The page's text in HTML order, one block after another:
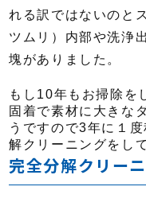
れる訳ではないのと
ツムリ）内部や洗浄
塊がありました。
もし10年もお掃除を
固着で素材に大きな
うですので3年に１
解クリーニングをし
完全分解クリー